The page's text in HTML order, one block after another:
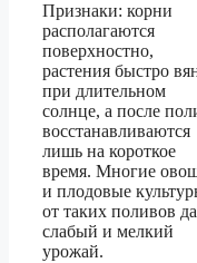
Признаки: корни
располагаются
поверхностно,
растения быстро
при длительном
солнце, а после
восстанавливаются
лишь на короткое
время. Многие
и плодовые
от таких поливов
слабый и мелкий
урожай.